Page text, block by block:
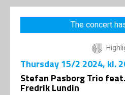
The concert
Thursday15/2 2024, kl.
Stefan Pasborg Trio
Fredrik Lundin